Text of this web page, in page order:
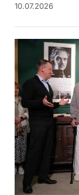
10.07.2026